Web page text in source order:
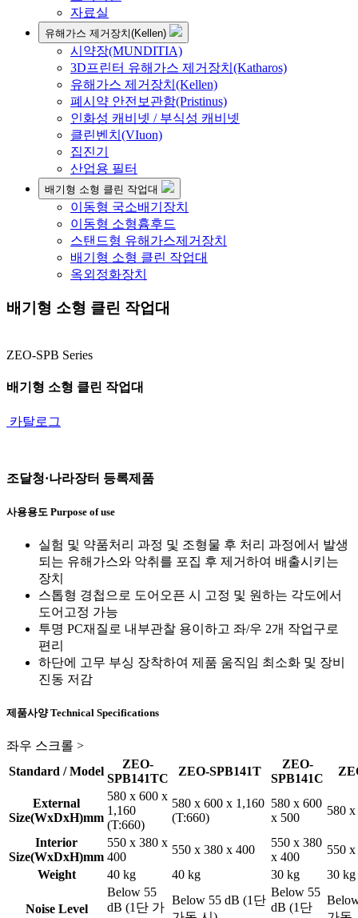
자료실
유해가스 제거장치(Kellen)
시약장(MUNDITIA)
3D프린터 유해가스 제거장치(Katharos)
유해가스 제거장치(Kellen)
폐시약 안전보관함(Pristinus)
인화성 캐비넷 / 부식성 캐비넷
클린벤치(VIuon)
집진기
산업용 필터
배기형 소형 클린 작업대
이동형 국소배기장치
이동형 소형흄후드
스탠드형 유해가스제거장치
배기형 소형 클린 작업대
옥외정화장치
배기형 소형 클린 작업대
ZEO-SPB Series
배기형 소형 클린 작업대
카탈로그
조달청·나라장터 등록제품
사용용도 Purpose of use
실험 및 약품처리 과정 및 조형물 후 처리 과정에서 발생
되는 유해가스와 악취를 포집 후 제거하여 배출시키는
장치
스톱형 경첩으로 도어오픈 시 고정 및 원하는 각도에서
도어고정 가능
투명 PC재질로 내부관찰 용이하고 좌/우 2개 작업구로
편리
하단에 고무 부싱 장착하여 제품 움직임 최소화 및 장비
진동 저감
제품사양 Technical Specifications
좌우 스크롤 >
Standard / Model
ZEO-
SPB141TC
ZEO-SPB141T
ZEO-
SPB141C
External
Size(WxDxH)mm
580 x 600 x
1,160
(T:660)
580 x 600 x 1,160
(T:660)
580 x 600
x 500
580
Interior
Size(WxDxH)mm
550 x 380 x
400
550 x 380 x 400
550 x 380
x 400
550
Weight
40 kg 40 kg 30 kg 30 kg
Noise Level
Below 55
dB (1단 가
Below 55 dB (1단
Below 55
dB (1단